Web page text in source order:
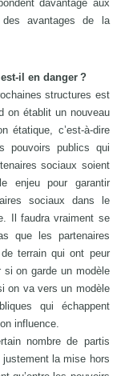
davantage aux
avantages de la
est-il en danger ?
structures est
on établit un nouveau
étatique, c’est-à-dire
pouvoirs publics qui
sociaux soient
pour garantir
sociaux dans le
Il faudra vraiment se
que les partenaires
terrain qui ont peur
on garde un modèle
on va vers un modèle
qui échappent
influence.
nombre de partis
justement la mise hors